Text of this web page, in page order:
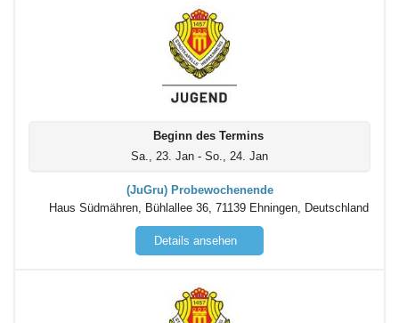
Beginn des Termins
Sa., 23. Jan - So., 24. Jan
(JuGru) Probewochenende
Haus Südmähren, Bühlallee 36, 71139 Ehningen, Deutschland
Details ansehen